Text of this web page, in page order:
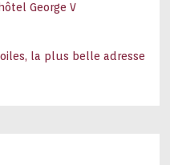
George V
la plus belle adresse